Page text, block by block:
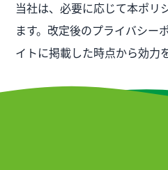
当社は、必要に応じて本ポリ
ます。改定後のプライバシー
イトに掲載した時点から効力